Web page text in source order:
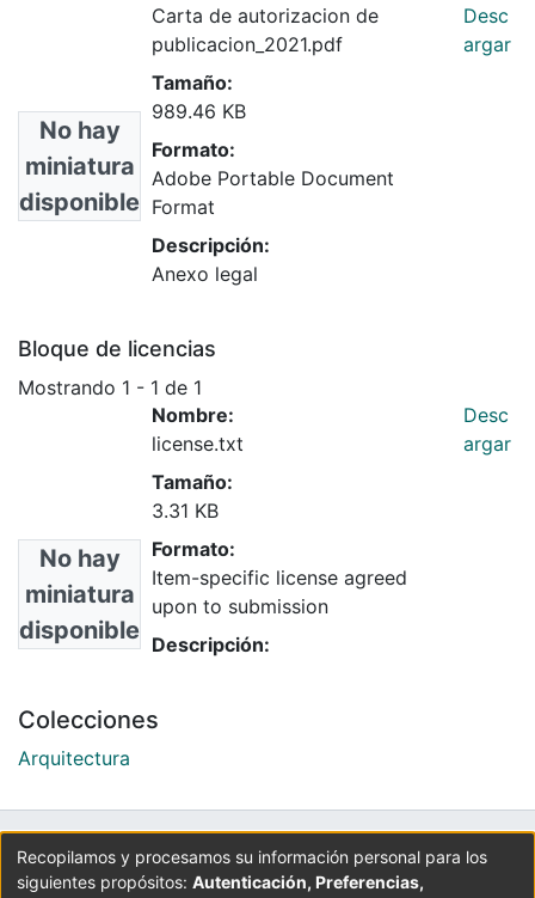
No hay
miniatura
disponible
Carta de autorizacion de
publicacion_2021.pdf
Tamaño:
989.46 KB
Formato:
Adobe Portable Document
Format
Descripción:
Anexo legal
Desc
argar
Bloque de licencias
Mostrando 1 - 1 de 1
No hay
miniatura
disponible
Nombre:
license.txt
Tamaño:
3.31 KB
Formato:
Item-specific license agreed
upon to submission
Descripción:
Desc
argar
Colecciones
Arquitectura
UNIVERSIDAD LA GRAN COLOMBIA
Cra 6 No. 12B - 40. PBX: 3276999
Recopilamos y procesamos su información personal para los
siguientes propósitos: Autenticación, Preferencias,